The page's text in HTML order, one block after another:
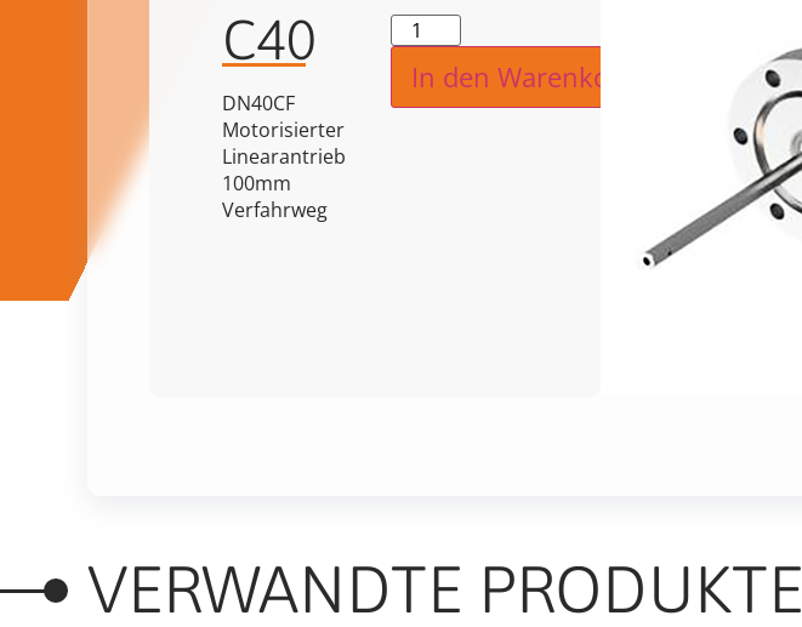
C40
DN40CF
Motorisierter
Linearantrieb
100mm
Verfahrweg
In den Warenkorb
VERWANDTE PRODUKTE